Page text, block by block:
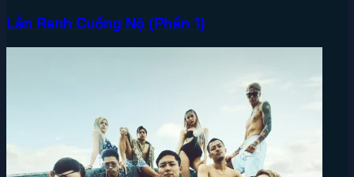
Lằn Ranh Cuồng Nộ (Phần 1)